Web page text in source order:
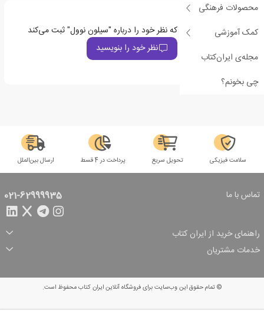
محصولات فرهنگی
کمک آموزشی
مجله‌ی ایران‌کتاب
چی بخونم؟
اولین نفری باشید که نظر خود را درباره "سیلون نوول" ثبت می‌کند
نظر خود را بنویسید
سلامت فیزیکی تحویل سریع پرداخت در 4 قسط ارسال بین‌الملل
تماس با ما 021-62999935
راهنمای خرید از ایران کتاب
ثبت سفارش
شرایط ارسال سفارش
شیوه پرداخت
تخفیف‌های خرید
خدمات مشتریان
© تمام حقوق این وب‌سایت برای فروشگاه آنلاین ایران کتاب محفوظ است.